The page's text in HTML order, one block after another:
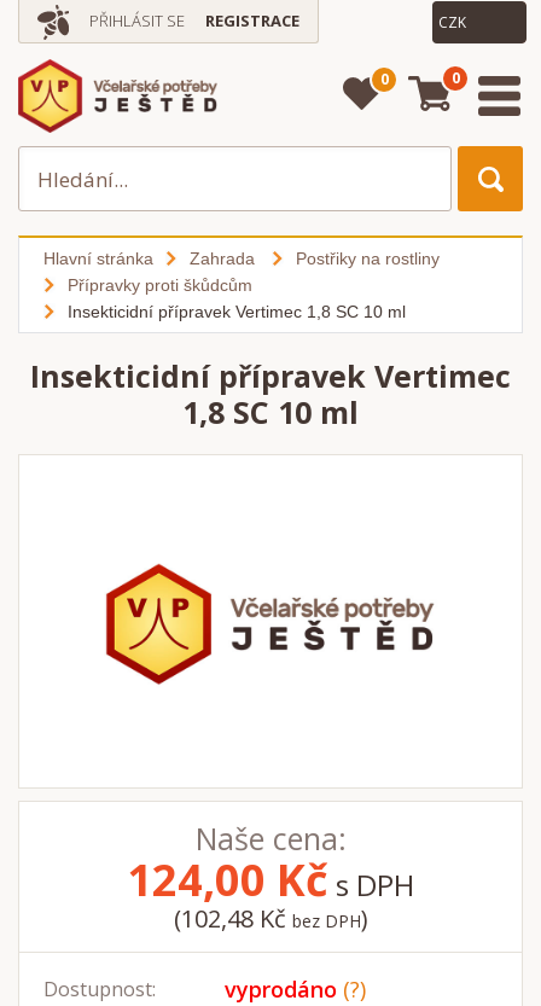
PŘIHLÁSIT SE REGISTRACE
0 0
Hlavní stránka Zahrada
Postřiky na rostliny
Přípravky proti škůdcům
Insekticidní přípravek Vertimec 1,8 SC 10 ml
Insekticidní přípravek Vertimec
1,8 SC 10 ml
Naše cena:
124,00 Kč s DPH
(102,48 Kč bez DPH)
Dostupnost: vyprodáno (?)